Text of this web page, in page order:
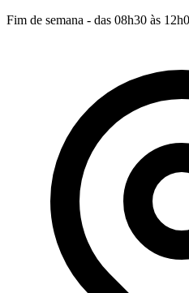
Fim de semana - das 08h30 às